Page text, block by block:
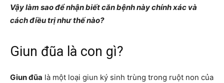
Vậy làm sao để nhận biết căn bệnh này chính xác và
cách điều trị như thế nào?
Giun đũa là con gì?
Giun đũa là một loại giun ký sinh trùng trong ruột non của